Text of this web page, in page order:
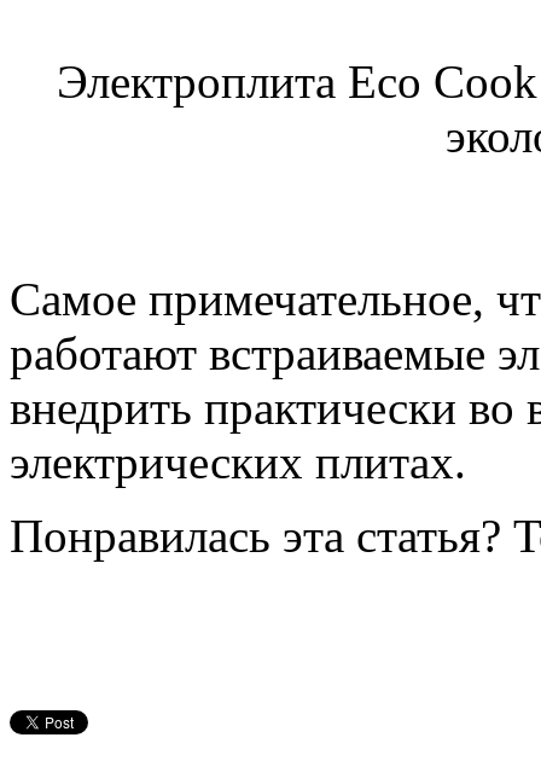
Электроплита Eco
Самое примечательное,
работают встраиваемые
внедрить практически
электрических плитах.
Понравилась эта статья?